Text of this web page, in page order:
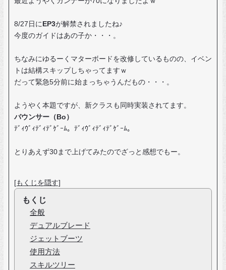
8/27日に EP3が解禁されましたね♪
今度のガイドはあの子か・・・。
ちなみにゆるーくマターボードを改修しているものの、イベン
トは結構スキップしちゃってますｗ
だって緊急5分前に始まっちゃうんだもの・・・。
ようやく本題ですが、新クラスも同時実装されてます。
バウンサー（Bo）
ﾃﾞｨｳﾞｨﾃﾞｨﾃﾞｹﾞｰﾑ。ﾃﾞｨｳﾞｨﾃﾞｨﾃﾞｹﾞｰﾑ。
とりあえず30まで上げてみたのでざっと感想でもー。
[もくじを隠す]
もくじ
全般
デュアルブレード
ジェットブーツ
使用方法
スキルツリー